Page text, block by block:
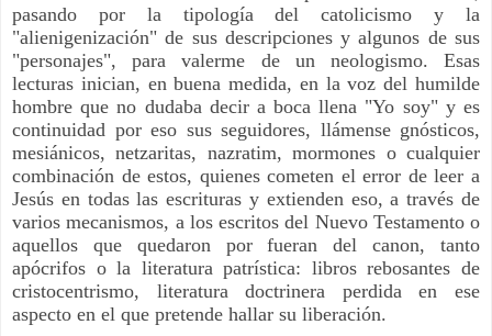
pasando por la tipología del catolicismo y la
"alienigenización" de sus descripciones y algunos de sus
"personajes", para valerme de un neologismo. Esas
lecturas inician, en buena medida, en la voz del humilde
hombre que no dudaba decir a boca llena "Yo soy" y es
continuidad por eso sus seguidores, llámense gnósticos,
mesiánicos, netzaritas, nazratim, mormones o cualquier
combinación de estos, quienes cometen el error de leer a
Jesús en todas las escrituras y extienden eso, a través de
varios mecanismos, a los escritos del Nuevo Testamento o
aquellos que quedaron por fueran del canon, tanto
apócrifos o la literatura patrística: libros rebosantes de
cristocentrismo, literatura doctrinera perdida en ese
aspecto en el que pretende hallar su liberación.